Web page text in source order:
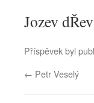
Jozev
Příspěvek byl
← Petr Veselý